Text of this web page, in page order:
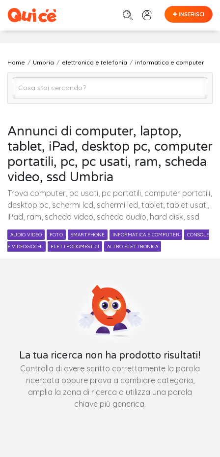
INSERISCI
Home Umbria elettronica e telefonia informatica e computer
UMBRIA (regione)
Cerca
Annunci di computer, laptop,
tablet, iPad, desktop pc, computer
portatili, pc, pc usati, ram, scheda
video, ssd Umbria
Trova computer, pc usati, pc portatili, computer portatili,
desktop pc, schermi lcd, schermi led, tablet, tablet usati,
iPad, ram, scheda video, scheda audio, hard disk, ssd
AUDIO VIDEO FOTO SMARTPHONE INFORMATICA E COMPUTER
CONSOLE
E VIDEOGIOCHI
ELETTRODOMESTICI ALTRO ELETTRONICA
La tua ricerca non ha prodotto risultati!
Controlla di avere scritto correttamente la parola
ricercata oppure prova a cambiare categoria,
amplia la zona di ricerca o utilizza una parola
chiave più generica.